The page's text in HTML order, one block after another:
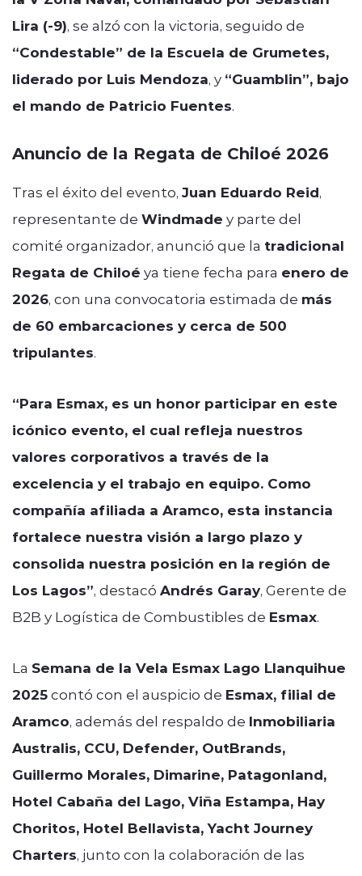
Lira (-9), se alzó con la victoria, seguido de
“Condestable” de la Escuela de Grumetes,
liderado por Luis Mendoza, y “Guamblin”, bajo
el mando de Patricio Fuentes.
Anuncio de la Regata de Chiloé 2026
Tras el éxito del evento, Juan Eduardo Reid,
representante de Windmade y parte del
comité organizador, anunció que la tradicional
Regata de Chiloé ya tiene fecha para enero de
2026, con una convocatoria estimada de más
de 60 embarcaciones y cerca de 500
tripulantes.
“Para Esmax, es un honor participar en este
icónico evento, el cual refleja nuestros
valores corporativos a través de la
excelencia y el trabajo en equipo. Como
compañía afiliada a Aramco, esta instancia
fortalece nuestra visión a largo plazo y
consolida nuestra posición en la región de
Los Lagos”, destacó Andrés Garay, Gerente de
B2B y Logística de Combustibles de Esmax.
La Semana de la Vela Esmax Lago Llanquihue
2025contó con el auspicio de Esmax, filial de
Aramco, además del respaldo de Inmobiliaria
Australis, CCU, Defender, OutBrands,
Guillermo Morales, Dimarine, Patagonland,
Hotel Cabaña del Lago, Viña Estampa, Hay
Choritos, Hotel Bellavista, Yacht Journey
Charters, junto con la colaboración de las